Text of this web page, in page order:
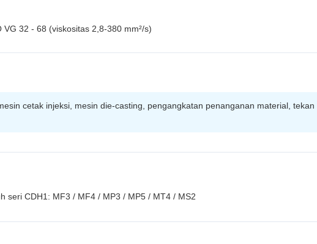
32 - 68 (viskositas 2,8-380 mm²/s)
cetak injeksi, mesin die-casting, pengangkatan penanganan material,
seri CDH1: MF3 / MF4 / MP3 / MP5 / MT4 / MS2